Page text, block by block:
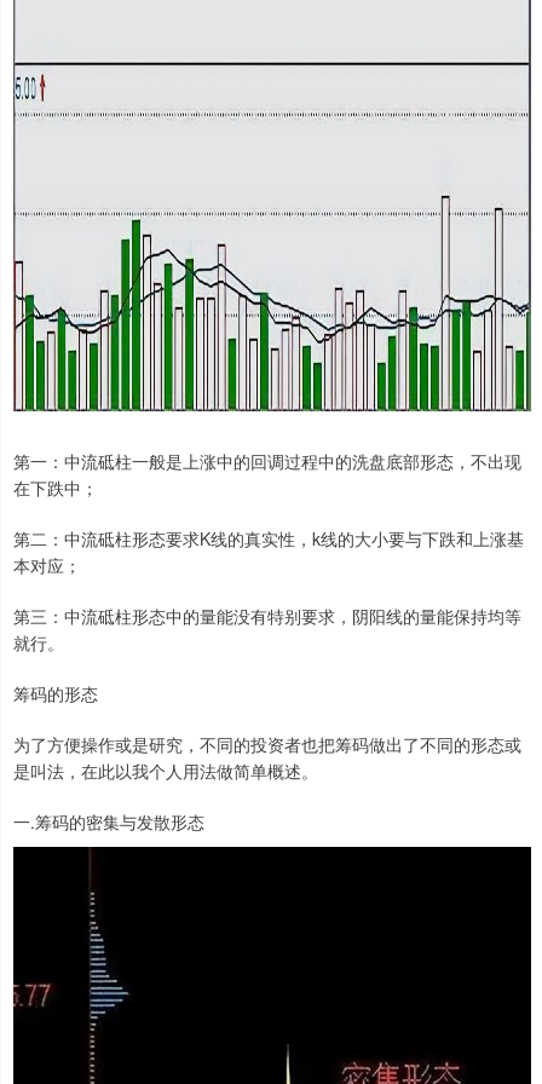
第一：中流砥柱一般是上涨中的回调过程中的洗盘底部形态，不出现
在下跌中；
第二：中流砥柱形态要求K线的真实性，k线的大小要与下跌和上涨基
本对应；
第三：中流砥柱形态中的量能没有特别要求，阴阳线的量能保持均等
就行。
筹码的形态
为了方便操作或是研究，不同的投资者也把筹码做出了不同的形态或
是叫法，在此以我个人用法做简单概述。
一.筹码的密集与发散形态